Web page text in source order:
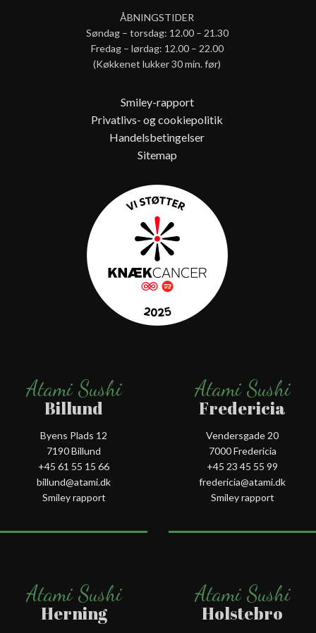
ÅBNINGSTIDER
Søndag – torsdag: 12.00 – 21.30
Fredag – lørdag: 12.00 – 22.00
(Køkkenet lukker 30 min. før)
Smiley-rapport
Privatlivs- og cookiepolitik
Handelsbetingelser
Sitemap
Atami Sushi
Billund
Byens Plads 12
7190 Billund
+45 61 55 15 66‬
billund@atami.dk
Smiley rapport
Atami Sushi
Fredericia
Vendersgade 20
7000 Fredericia
+45 23 45 55 99
fredericia@atami.dk
Smiley rapport
Atami Sushi
Herning
Atami Sushi
Holstebro